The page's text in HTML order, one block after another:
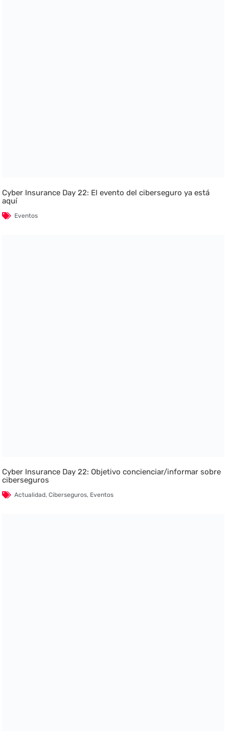
Cyber Insurance Day 22: El evento del ciberseguro ya está
aquí
Eventos
Cyber Insurance Day 22: Objetivo concienciar/informar sobre
ciberseguros
Actualidad,Ciberseguros, Eventos